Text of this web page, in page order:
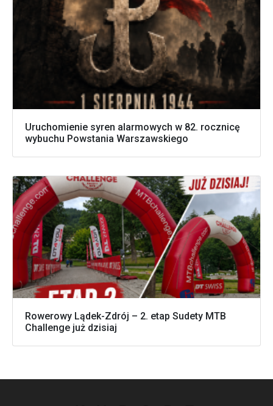
Uruchomienie syren alarmowych w 82. rocznicę
wybuchu Powstania Warszawskiego
Rowerowy Lądek-Zdrój – 2. etap Sudety MTB
Challenge już dzisiaj